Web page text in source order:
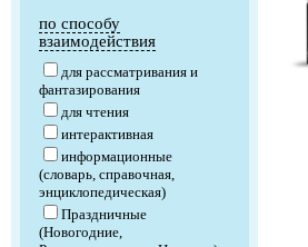
по способу
взаимодействия
для рассматривания и
фантазирования
для чтения
интерактивная
информационные
(словарь, справочная,
энциклопедическая)
Праздничные
(Новогодние,